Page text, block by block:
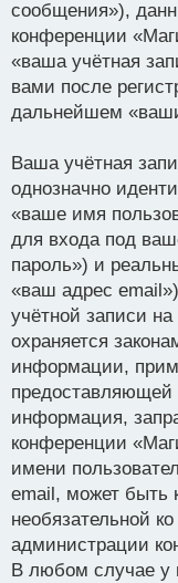
сообщения»),
конференции
«ваша учётная
вами после
дальнейшем
Ваша учётная
однозначно
«ваше имя
для входа под
пароль») и
«ваш адрес
учётной записи
охраняется
информации,
предоставляющей
информация,
конференции
имени
email, может быть
необязательной
администрации
В любом случае у